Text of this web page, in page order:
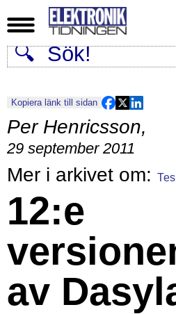
Kopiera länk till sidan
Per Henricsson,
29 september 2011
12:e
av